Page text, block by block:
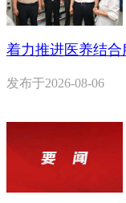
着力推进医养结
发布于2026-08-06